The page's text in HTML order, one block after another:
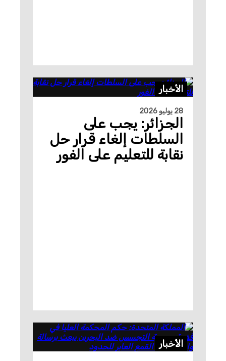
الأخبار
28 يوليو 2026
الجزائر: يجب على
السلطات إلغاء قرار حل
نقابة للتعليم على الفور
الأخبار